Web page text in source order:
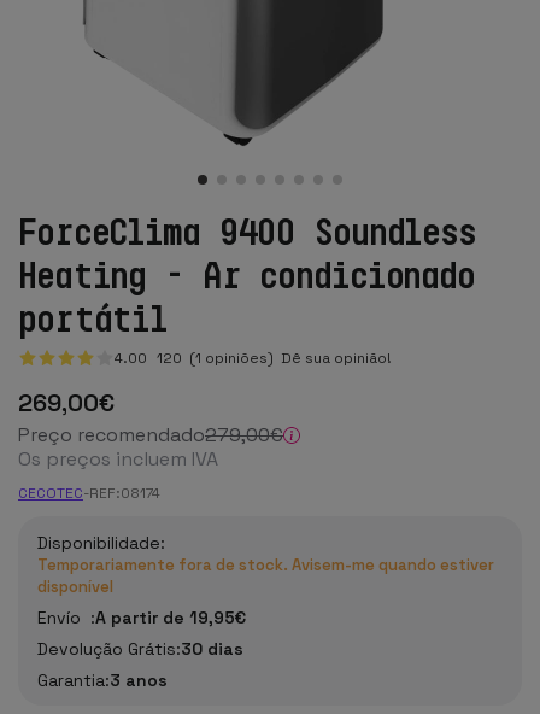
ForceClima 9400 Soundless
Heating - Ar condicionado
portátil
4.00 120 (1 opiniões) Dê sua opinião!
269,00€
Preço recomendado279,00€
Os preços incluem IVA
CECOTEC-REF:08174
Disponibilidade:
Temporariamente fora de stock. Avisem-me quando estiver
disponível
Envío :A partir de 19,95€
Devolução Grátis:30 dias
Garantia:3 anos